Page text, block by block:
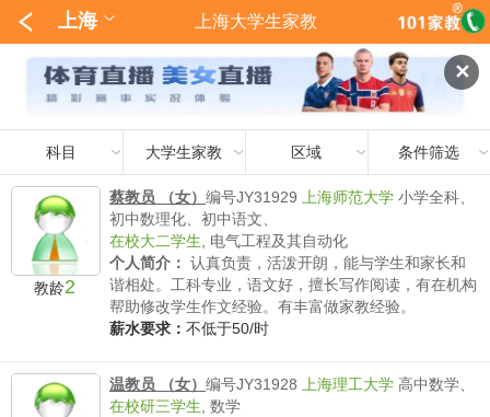
✕
上海 上海大学生家教
科目 大学生家教 区域 条件筛选
教龄2
蔡教员 （女） 编号JY31929 上海师范大学 小学全科、
初中数理化、初中语文、
在校大二学生
电气工程及其自动化
个人简介： 认真负责，活泼开朗，能与学生和家长和
谐相处。工科专业，语文好，擅长写作阅读，有在机构
帮助修改学生作文经验。有丰富做家教经验。
薪水要求： 不低于50/时
温教员 （女） 编号JY31928 上海理工大学 高中数学、
在校研三学生 数学